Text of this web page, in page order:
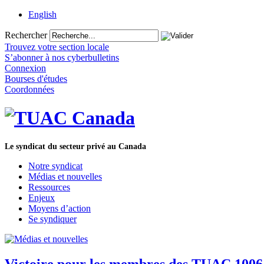
English
Rechercher
Trouvez votre section locale
S’abonner à nos cyberbulletins
Connexion
Bourses d'études
Coordonnées
Le syndicat du secteur privé au Canada
Notre syndicat
Médias et nouvelles
Ressources
Enjeux
Moyens d’action
Se syndiquer